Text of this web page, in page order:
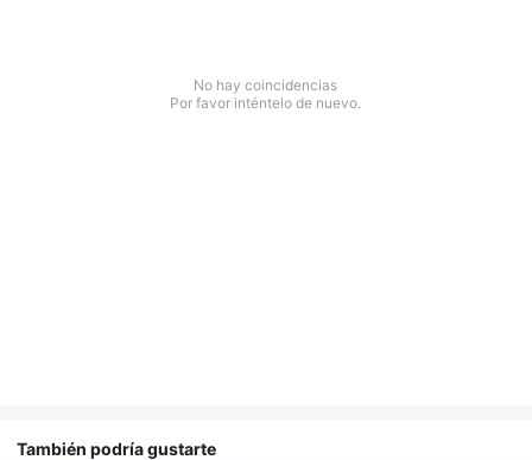
No hay coincidencias
Por favor inténtelo de nuevo.
También podría gustarte